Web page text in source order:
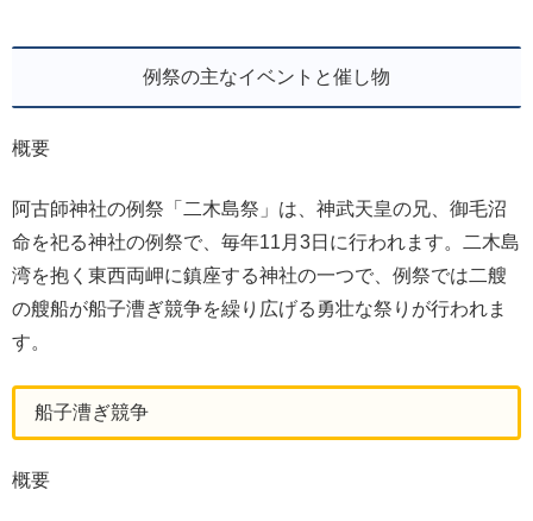
例祭の主なイベントと催し物
概要
阿古師神社の例祭「二木島祭」は、神武天皇の兄、御毛沼
命を祀る神社の例祭で、毎年11月3日に行われます。二木島
湾を抱く東西両岬に鎮座する神社の一つで、例祭では二艘
の艘船が船子漕ぎ競争を繰り広げる勇壮な祭りが行われま
す。
船子漕ぎ競争
概要